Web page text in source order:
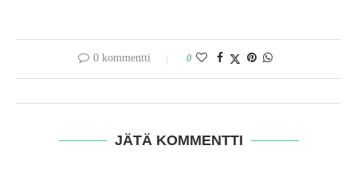
0 kommentti 0
JÄTÄ KOMMENTTI